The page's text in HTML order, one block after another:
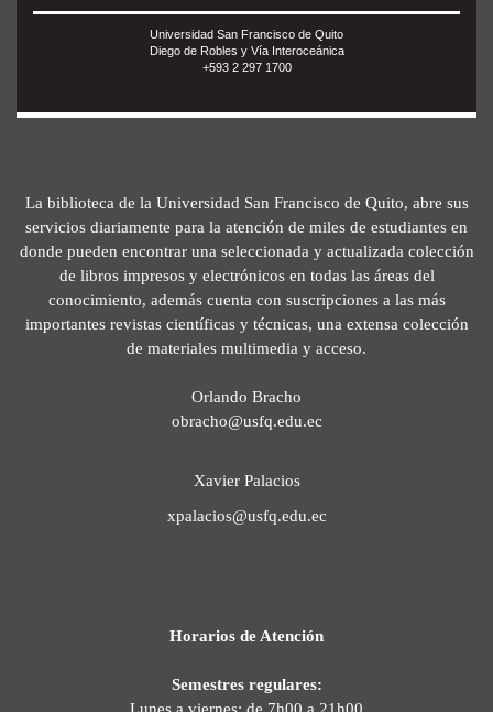
Universidad San Francisco de Quito
Diego de Robles y Vía Interoceánica
+593 2 297 1700
La biblioteca de la Universidad San Francisco de Quito, abre sus
servicios diariamente para la atención de miles de estudiantes en
donde pueden encontrar una seleccionada y actualizada colección
de libros impresos y electrónicos en todas las áreas del
conocimiento, además cuenta con suscripciones a las más
importantes revistas científicas y técnicas, una extensa colección
de materiales multimedia y acceso.
Orlando Bracho
obracho@usfq.edu.ec
Xavier Palacios
xpalacios@usfq.edu.ec
Horarios de Atención
Semestres regulares:
Lunes a viernes: de 7h00 a 21h00